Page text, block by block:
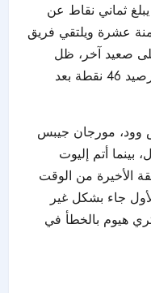
ثماني نقاط عن
عشرة ويلتقي فريق
صعيد آخر، ظل
سندرلاند في المركز الحادي عشر برصيد 46 نقطة بعد
وود، مورجان جيبس
أتم إليوت
الأخيرة من الوقت
جاء بشكل غير
هيوم بالخطأ في